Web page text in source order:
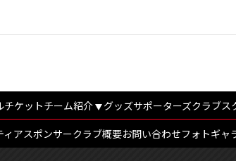
チケットチーム紹介 グッズサポーターズクラブス
ィアスポンサークラブ概要お問い合わせフォトギャ